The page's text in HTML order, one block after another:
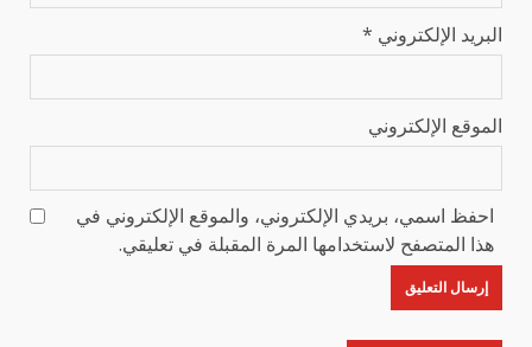
البريد الإلكتروني *
الموقع الإلكتروني
احفظ اسمي، بريدي الإلكتروني، والموقع الإلكتروني في
هذا المتصفح لاستخدامها المرة المقبلة في تعليقي.